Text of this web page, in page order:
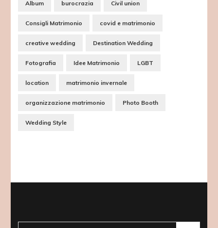
Album burocrazia Civil union
Consigli Matrimonio covid e matrimonio
creative wedding Destination Wedding
Fotografia Idee Matrimonio LGBT
location matrimonio invernale
organizzazione matrimonio Photo Booth
Wedding Style